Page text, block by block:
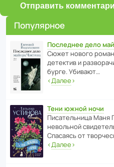
Отправить
Популярное
Последнее дело
Сюжет нового
дете­ктив и
бурге. Убивают…
‹Далее›
Тени южной ночи
Писа­тель­ница Маня
невольной
Спасаясь от
‹Далее›